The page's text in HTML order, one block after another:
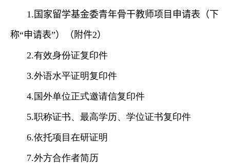
1. 国家留学基金委青年骨干教师项目申请表 （ 下
称“申请表”） （ 附件2）
2.有效身份证复印件
3.外语水平证明复印件
4. 国外单位正式邀请信复印件
5.职称证书、最高学历、学位证书复印件
6.依托项目在研证明
7.外方合作者简历